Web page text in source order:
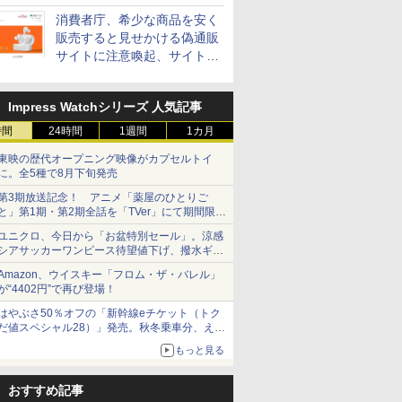
消費者庁、希少な商品を安く
販売すると見せかける偽通販
サイトに注意喚起、サイト名
Impress Watchシリーズ 人気記事
24時間 1週間 1カ月
映の歴代オープニング映像がカプセルトイ
。全5種で8月下旬発売
3期放送記念！ アニメ「薬屋のひとりご
」第1期・第2期全話を「TVer」にて期間限定
順次無料配信開始
ニクロ、今日から「お盆特別セール」。涼感
アサッカーワンピース待望値下げ、撥水ギア
ョーツは1990円に
、ウイスキー「フロム・ザ・バレル」
“4402円”で再び登場！
やぶさ50％オフの「新幹線eチケット（トク
値スペシャル28）」発売。秋冬乗車分、えき
もっと見る
おすすめ記事